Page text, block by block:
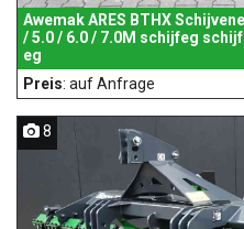
Awemak ARES BTHX
/ 5.0 / 6.0 / 7.0M schijfeg
eg
Preis: auf Anfrage
8